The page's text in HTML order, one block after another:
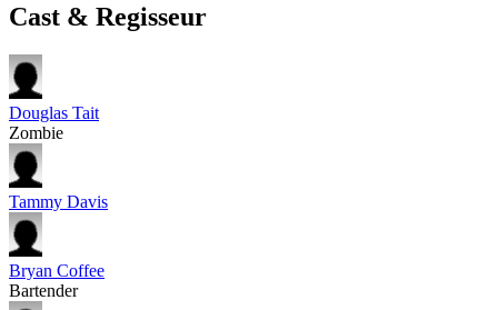
Cast & Regisseur
Douglas Tait
Zombie
Tammy Davis
Bryan Coffee
Bartender